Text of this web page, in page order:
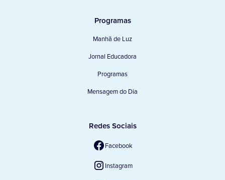
Programas
Manhã de Luz
Jornal Educadora
Programas
Mensagem do Dia
Redes Sociais
Facebook
Instagram